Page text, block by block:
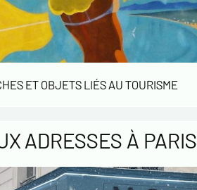
ET OBJETS LIÉS AU TOURISME
ADRESSES À PARIS